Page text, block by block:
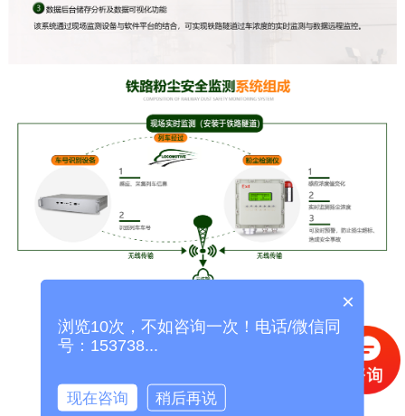
×
浏览10次，不如咨询一次！电话/微信同
号：153738...
现在咨询 稍后再说